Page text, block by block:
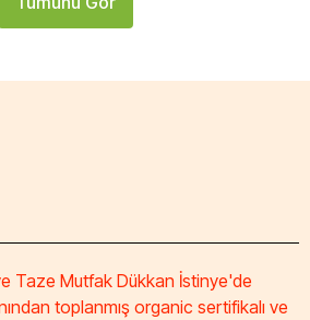
Taze Mutfak Dükkan İstinye'de
toplanmış organic sertifikalı ve